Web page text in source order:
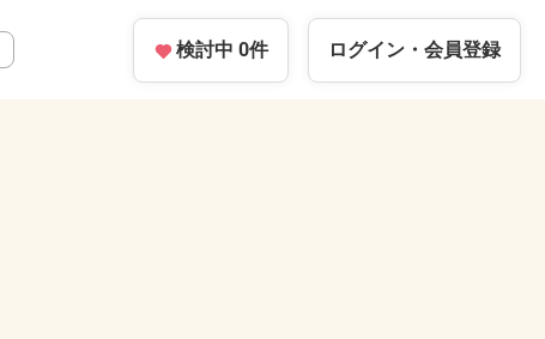
検討中 0件 ログイン・ 会員登録